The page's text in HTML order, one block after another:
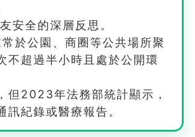
安全的深層反思。
於公園、商圈等公共場所聚
不超過半小時且處於公開環
但2023年法務部統計顯示，
紀錄或醫療報告。